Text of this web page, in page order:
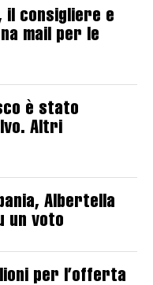
il consigliere e
mail per le
è stato
Altri
Albertella
un voto
per l’offerta